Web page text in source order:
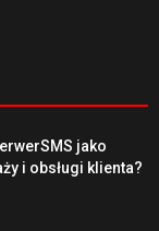
jako
i obsługi klienta?